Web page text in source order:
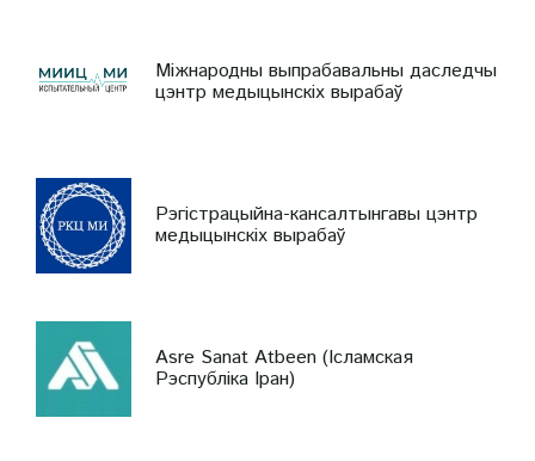
Міжнародны выпрабавальны даследчы
цэнтр медыцынскіх вырабаў
Рэгістрацыйна-кансалтынгавы цэнтр
медыцынскіх вырабаў
Asre Sanat Atbeen (Ісламская
Рэспубліка Іран)